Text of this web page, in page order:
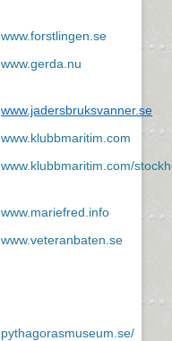
www.forstlingen.se
www.gerda.nu
www.jadersbruksvanner.se
www.klubbmaritim.com
www.klubbmaritim.com/
www.mariefred.info
www.veteranbaten.se
pythagorasmuseum.se/